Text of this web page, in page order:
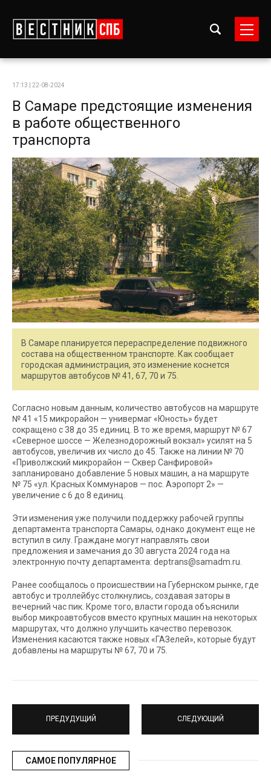
17:13 | 22-08-2024
В Самаре предстоящие изменения
в работе общественного
транспорта
В Самаре планируется перераспределение подвижного
состава на общественном транспорте. Как сообщает
городская администрация, это изменение коснется
маршрутов автобусов № 41, 67, 70 и 75.
Согласно новым данным, количество автобусов на маршруте
№ 41 «15 микрорайон — универмаг «Юность» будет
сокращено с 38 до 35 единиц. В то же время, маршрут № 67
«Северное шоссе — Железнодорожный вокзал» усилят на 5
автобусов, увеличив их число до 45. Также на линии № 70
«Приволжский микрорайон — Сквер Санфировой»
запланировано добавление 5 новых машин, а на маршруте
№ 75 «ул. Красных Коммунаров — пос. Аэропорт 2» —
увеличение с 6 до 8 единиц.
Эти изменения уже получили поддержку рабочей группы
департамента транспорта Самары, однако документ еще не
вступил в силу. Граждане могут направлять свои
предложения и замечания до 30 августа 2024 года на
электронную почту департамента: deptrans@samadm.ru.
Ранее сообщалось о происшествии на Губернском рынке, где
автобус и троллейбус столкнулись, создавая заторы в
вечерний час пик. Кроме того, власти города объяснили
выбор микроавтобусов вместо крупных машин на некоторых
маршрутах, что должно улучшить качество перевозок.
Изменения касаются также новых «ГАЗелей», которые будут
добавлены на маршруты № 67, 70 и 75.
ПРЕДУДУЩИЙ СЛЕДУЮЩИЙ
САМОЕ ПОПУЛЯРНОЕ